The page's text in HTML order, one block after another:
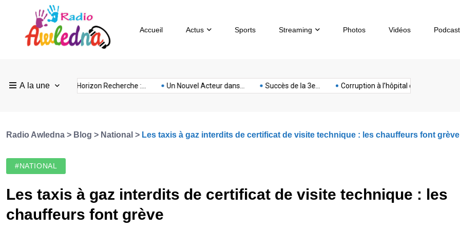
Accueil Actus Sports Streaming Photos Vidéos
A la une
:... FEF Horizon Recherche :... Un Nouvel Acteur dans... Succès de la 3e... Corruption à l’hôpital de...
nubia prison
Radio
Awledna
Realme
Sevilla
FC
Smartphone
sous-
marin
Spectacle Sport Tech terrorisme
Radio Awledna > Blog > National > Les taxis à gaz interdits de certificat de visite technique : les chauffeurs font grève
#NATIONAL
Les taxis à gaz interdits de certificat de visite technique : les
chauffeurs font grève